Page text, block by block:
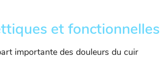
et fonctionnelles
importante des douleurs du cuir